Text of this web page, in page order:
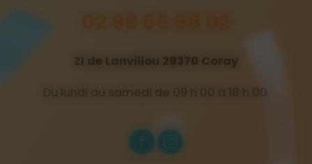
ZI de Lanviliou 29370 Coray
Du lundi au samedi de 09 h 00 à 18 h 00.